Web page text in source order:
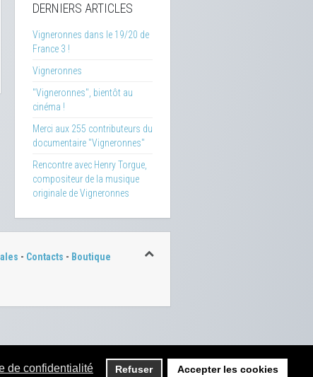
de confidentialité Refuser Accepter les cookies
DERNIERS ARTICLES
Vigneronnes dans le 19/20 de
France 3 !
Vigneronnes
"Vigneronnes", bientôt au
cinéma !
Merci aux 255 contributeurs du
documentaire "Vigneronnes"
Rencontre avec Henry Torgue,
compositeur de la musique
originale de Vigneronnes
- Contacts - Boutique